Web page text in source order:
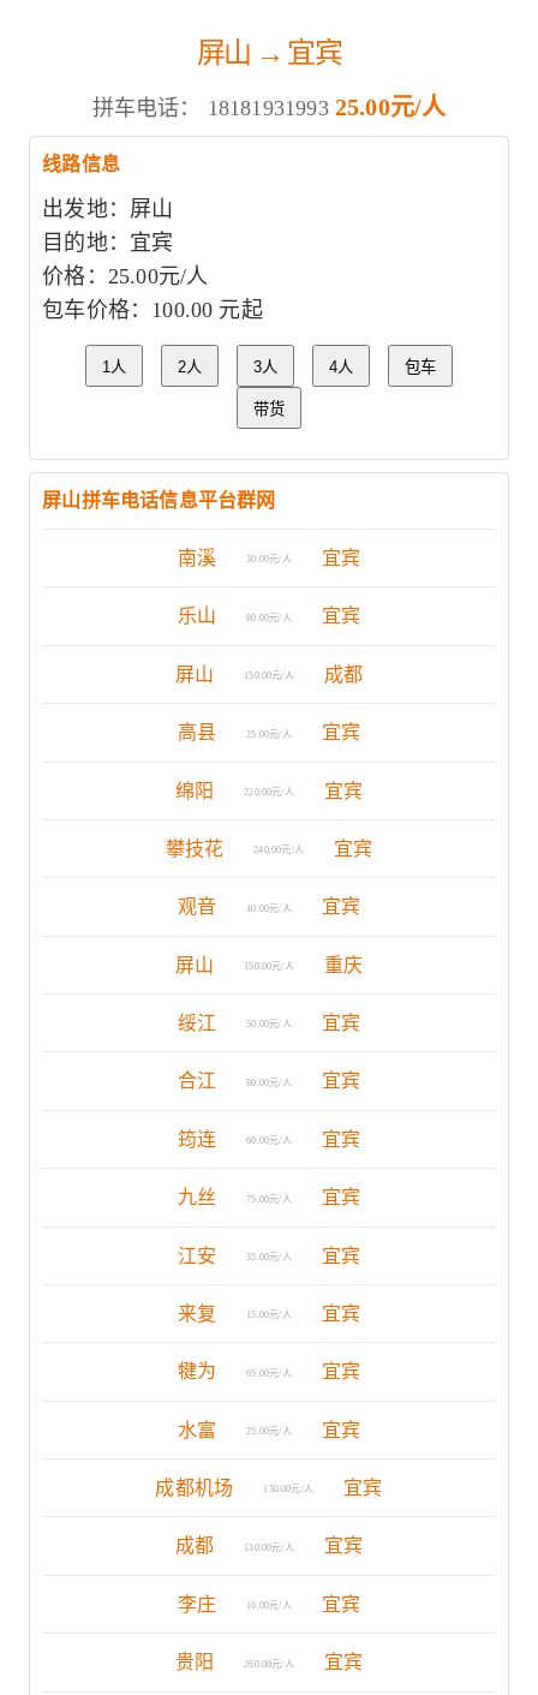
屏山 → 宜宾
拼车电话： 18181931993 25.00元/人
线路信息
出发地：屏山
目的地：宜宾
价格：25.00元/人
包车价格：100.00 元起
1人 2人 3人 4人 包车
带货
屏山拼车电话信息平台群网
南溪 30.00元/人 宜宾
乐山 80.00元/人 宜宾
屏山 150.00元/人 成都
高县 25.00元/人 宜宾
绵阳 220.00元/人 宜宾
攀技花 240.00元/人 宜宾
观音 40.00元/人 宜宾
屏山 150.00元/人 重庆
绥江 50.00元/人 宜宾
合江 80.00元/人 宜宾
筠连 60.00元/人 宜宾
九丝 75.00元/人 宜宾
江安 35.00元/人 宜宾
来复 15.00元/人 宜宾
犍为 65.00元/人 宜宾
水富 25.00元/人 宜宾
成都机场 130.00元/人 宜宾
成都 130.00元/人 宜宾
李庄 10.00元/人 宜宾
贵阳 260.00元/人 宜宾